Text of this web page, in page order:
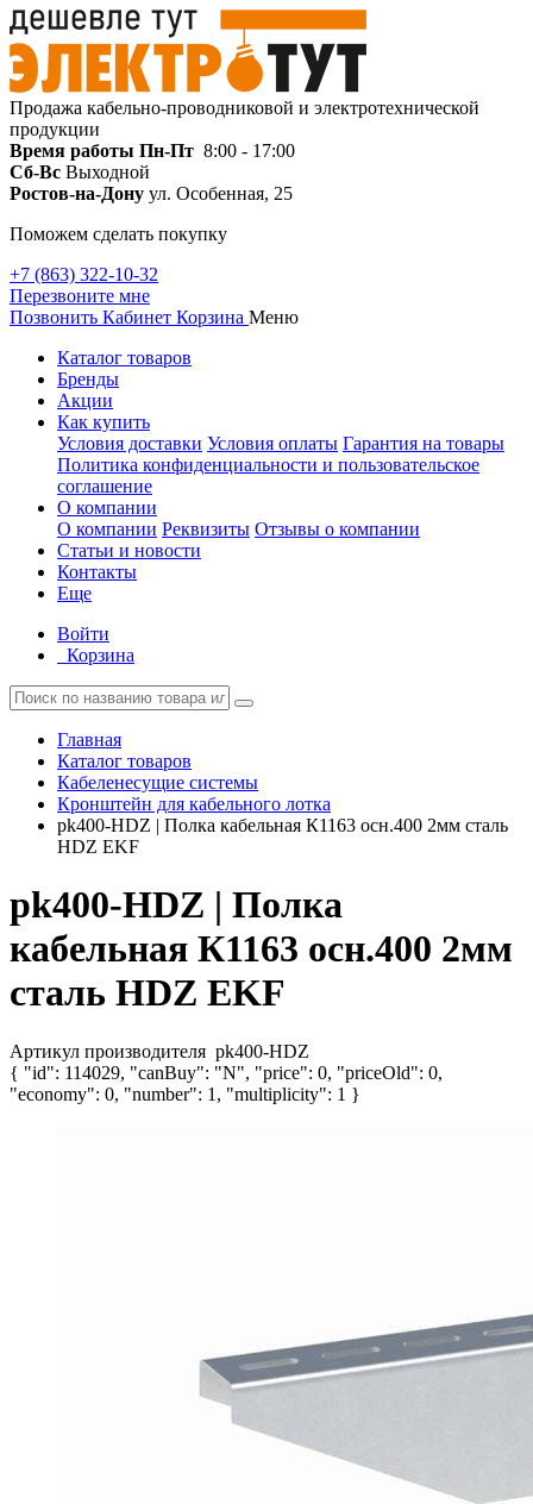
Продажа кабельно-проводниковой и электротехнической
продукции
Время работы Пн-Пт 8:00 - 17:00
Сб-Вс Выходной
Ростов-на-Дону ул. Особенная, 25
Поможем сделать покупку
+7 (863) 322-10-32
Перезвоните мне
Позвонить Кабинет Корзина Меню
Каталог товаров
Бренды
Акции
Как купить
Условия доставки Условия оплаты Гарантия на товары
Политика конфиденциальности и пользовательское
соглашение
О компании
О компании Реквизиты Отзывы о компании
Статьи и новости
Контакты
Еще
Войти
Корзина
Главная
Каталог товаров
Кабеленесущие системы
Кронштейн для кабельного лотка
pk400-HDZ | Полка кабельная К1163 осн.400 2мм сталь
HDZ EKF
pk400-HDZ | Полка
кабельная К1163 осн.400 2мм
сталь HDZ EKF
Артикул производителя pk400-HDZ
{ "id": 114029, "canBuy": "N", "price": 0, "priceOld": 0,
"economy": 0, "number": 1, "multiplicity": 1 }